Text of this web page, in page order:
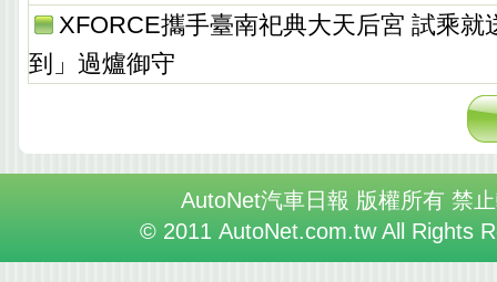
XFORCE攜手臺南祀典大天后宮 試乘就
到」過爐御守
AutoNet汽車日報 版權所有 禁
© 2011 AutoNet.com.tw All Rights